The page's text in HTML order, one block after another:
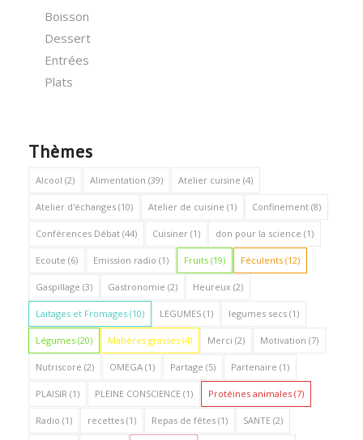
Boisson
Dessert
Entrées
Plats
Thèmes
Alcool (2) Alimentation (39) Atelier cuisine (4)
Atelier d'échanges(10) Atelier de cuisine (1) Confinement(8)
Conférences Débat(44) Cuisiner(1) don pour la science (1)
Ecoute (6) Emission radio (1) Fruits(19) Féculents(12)
Gaspillage (3) Gastronomie (2) Heureux (2)
Laitages et Fromages(10) LEGUMES(1) legumes secs(1)
Légumes(20) Matières grasses(4) Merci (2) Motivation (7)
Nutriscore (2) OMEGA(1) Partage (5) Partenaire (1)
PLAISIR (1) PLEINE CONSCIENCE(1) Protéines animales(7)
Radio (1) recettes(1) Repas de fêtes(1) SANTE(2)